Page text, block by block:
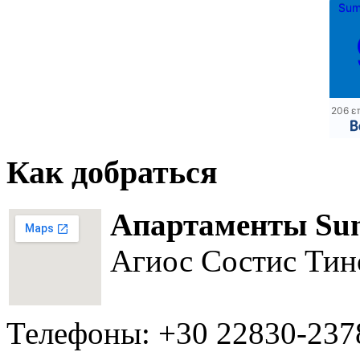
206
Как добраться
Апартаменты
Агиос Состис
Телефоны: +30 22830-